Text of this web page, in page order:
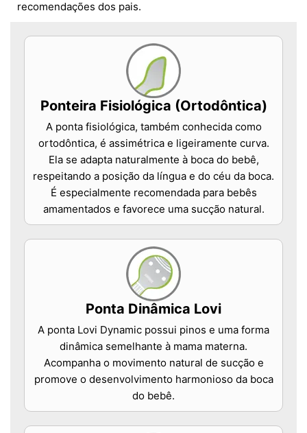
recomendações dos pais.
Ponteira Fisiológica (Ortodôntica)
A ponta fisiológica, também conhecida como
ortodôntica, é assimétrica e ligeiramente curva.
Ela se adapta naturalmente à boca do bebê,
respeitando a posição da língua e do céu da boca.
É especialmente recomendada para bebês
amamentados e favorece uma sucção natural.
Ponta Dinâmica Lovi
A ponta Lovi Dynamic possui pinos e uma forma
dinâmica semelhante à mama materna.
Acompanha o movimento natural de sucção e
promove o desenvolvimento harmonioso da boca
do bebê.